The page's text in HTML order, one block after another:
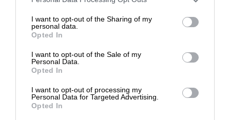
not limited to your visit or usage behaviour. You may click to
grant or deny consent to Google and its third-party tags to
use your data for below specified purposes in below Google
consent section.
I want to opt-out of the Sharing of my
personal data.
Opted In
I want to opt-out of the Sale of my
Personal Data.
Opted In
I want to opt-out of processing my
Personal Data for Targeted Advertising.
Opted In
Ez is érdekelhet: A mélységek és magasságok
kedvelőinek találták ki Norvégia kötéllétráját